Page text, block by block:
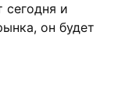
сегодня и
он будет